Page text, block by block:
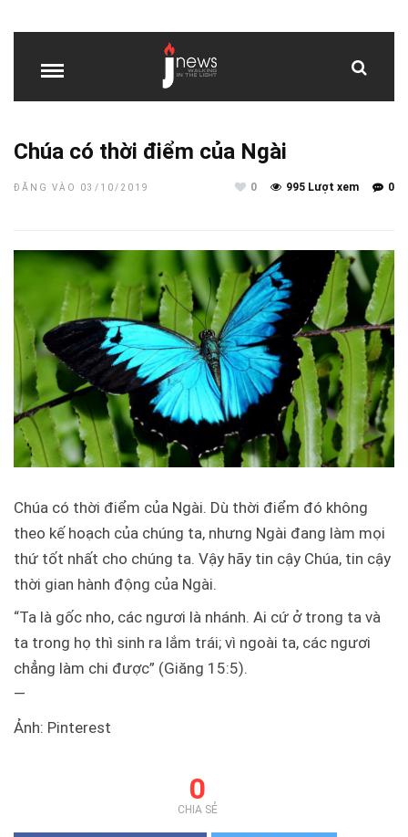
Chúa có thời điểm của Ngài
ĐĂNG VÀO 03/10/2019 0
995 Lượt xem
0
Chúa có thời điểm của Ngài. Dù thời điểm đó không
theo kế hoạch của chúng ta, nhưng Ngài đang làm mọi
thứ tốt nhất cho chúng ta. Vậy hãy tin cậy Chúa, tin cậy
thời gian hành động của Ngài.
“Ta là gốc nho, các ngươi là nhánh. Ai cứ ở trong ta và
ta trong họ thì sinh ra lắm trái; vì ngoài ta, các ngươi
chẳng làm chi được” (Giăng 15:5).
—
Ảnh: Pinterest
0
CHIA SẺ